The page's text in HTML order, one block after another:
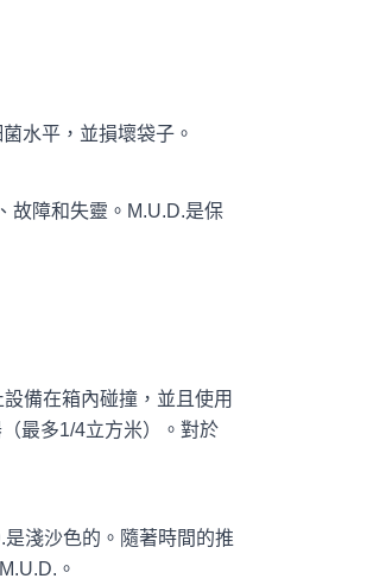
水平，並損壞袋子。
故障和失靈。M.U.D.是保
備在箱內碰撞，並且使用
最多1/4立方米）。對於
淺沙色的。隨著時間的推
。